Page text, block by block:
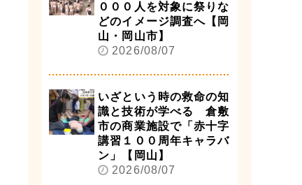
０００人を対象に祭りな
どのイメージ調査へ【岡
山・岡山市】
2026/08/07
いざという時の救命の知
識と技術が学べる 倉敷
市の商業施設で「赤十字
講習１００周年キャラバ
ン」【岡山】
2026/08/07